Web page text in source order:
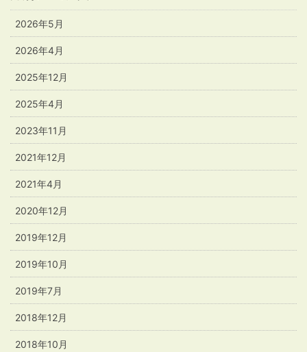
2026年5月
2026年4月
2025年12月
2025年4月
2023年11月
2021年12月
2021年4月
2020年12月
2019年12月
2019年10月
2019年7月
2018年12月
2018年10月